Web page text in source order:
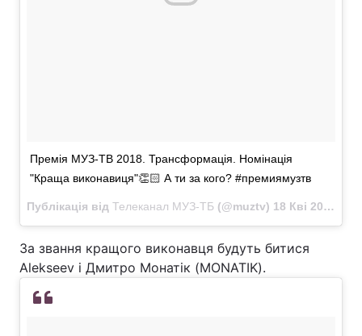
Премія МУЗ-ТВ 2018. Трансформація. Номінація
"Краща виконавиця"👏🏻 А ти за кого? #премиямузтв
Публікація від Телеканал МУЗ-ТБ (@muztv) 18 Кві 2018 в 11:56 PDT
За звання кращого виконавця будуть битися
Alekseev і Дмитро Монатік (MONATIK).